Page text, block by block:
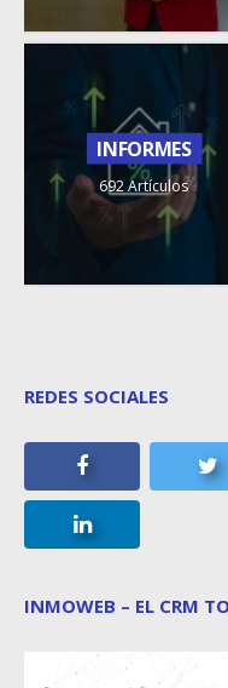
INFORMES
692 Artículos
REDES SOCIALES
INMOWEB – EL CRM